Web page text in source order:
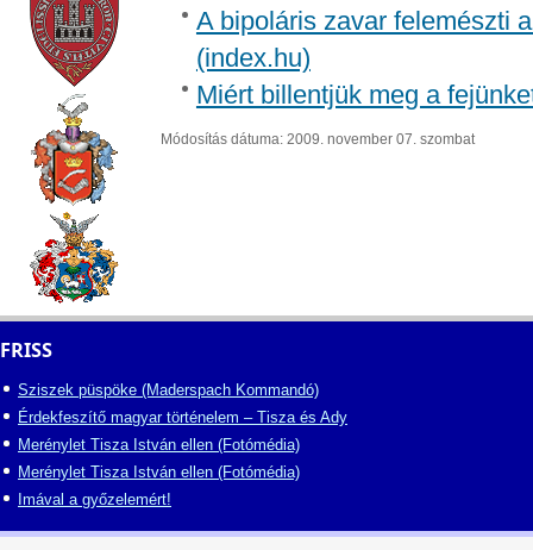
A bipoláris zavar felemészti
(index.hu)
Miért billentjük meg a
Módosítás dátuma: 2009. november 07. szombat
FRISS
Sziszek püspöke (Maderspach Kommandó)
Érdekfeszítő magyar történelem – Tisza és Ady
Merénylet Tisza István ellen (Fotómédia)
Merénylet Tisza István ellen (Fotómédia)
Imával a győzelemért!